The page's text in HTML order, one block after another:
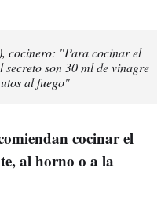
cocinero: "Para cocinar el
secreto son 30 ml de vinagre
al fuego"
cocinar el
al horno o a la